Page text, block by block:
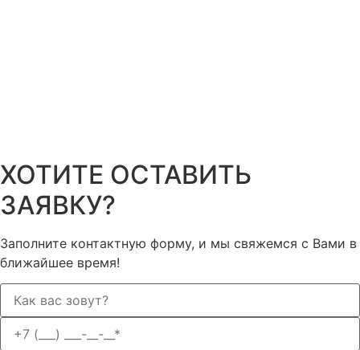
ХОТИТЕ ОСТАВИТЬ
ЗАЯВКУ?
Заполните контактную форму, и мы свяжемся с Вами в
ближайшее время!